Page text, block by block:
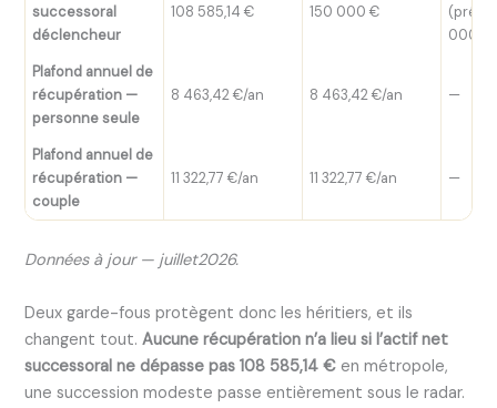
successoral
déclencheur
108 585,14 € 150 000 €
(pré-
000 €
Plafond annuel de
récupération —
personne seule
8 463,42 €/an 8 463,42 €/an —
Plafond annuel de
récupération —
couple
11 322,77 €/an 11 322,77 €/an —
Données à jour — juillet2026.
Deux garde-fous protègent donc les héritiers, et ils
changent tout.Aucune récupération n’a lieu si l’actif net
successoral ne dépasse pas 108 585,14 € en métropole,
une succession modeste passe entièrement sous le radar.